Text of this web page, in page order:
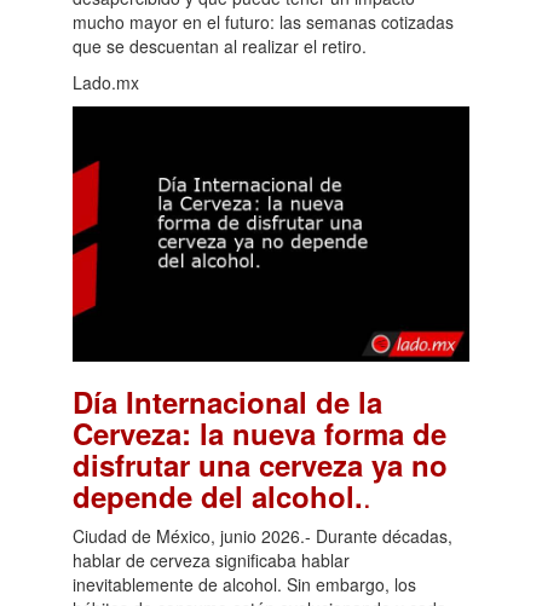
mucho mayor en el futuro: las semanas cotizadas
que se descuentan al realizar el retiro.
Lado.mx
Día Internacional de la
Cerveza: la nueva forma de
disfrutar una cerveza ya no
depende del alcohol..
Ciudad de México, junio 2026.- Durante décadas,
hablar de cerveza significaba hablar
inevitablemente de alcohol. Sin embargo, los